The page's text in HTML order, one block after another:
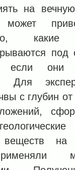
на
какие
если они
Для
с глубин
на